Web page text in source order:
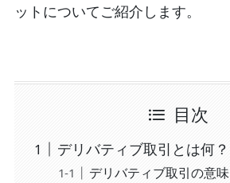
ットについてご紹介します。
目次
デリバティブ取引とは何？
デリバティブ取引の意味